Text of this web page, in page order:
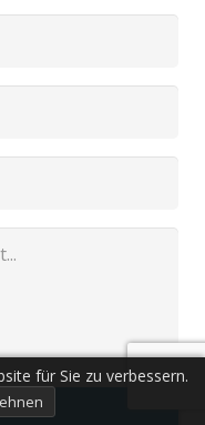
für Sie zu verbessern.